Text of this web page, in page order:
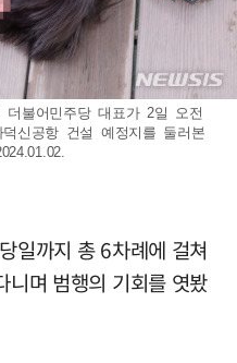
불어민주당 대표가 2일 오전
신공항 건설 예정지를 둘러본
일까지 총 6차례에 걸쳐
니며 범행의 기회를 엿봤